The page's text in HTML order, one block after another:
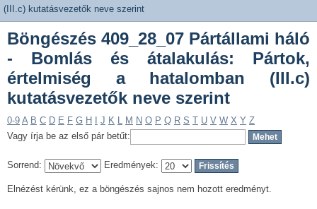
(III.c) kutatásvezetők neve szerint
Böngészés 409_28_07 Pártállami háló
- Bomlás és átalakulás: Pártok,
értelmiség a hatalomban (III.c)
kutatásvezetők neve szerint
0-9 A B C D E F G H J K L M N O P Q R S T U V W X Y Z
Vagy írja be az első pár betűt:
Sorrend: Eredmények:
Elnézést kérünk, ez a böngészés sajnos nem hozott eredményt.